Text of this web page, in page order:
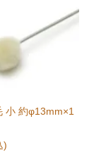
小 約φ13mm×1
)